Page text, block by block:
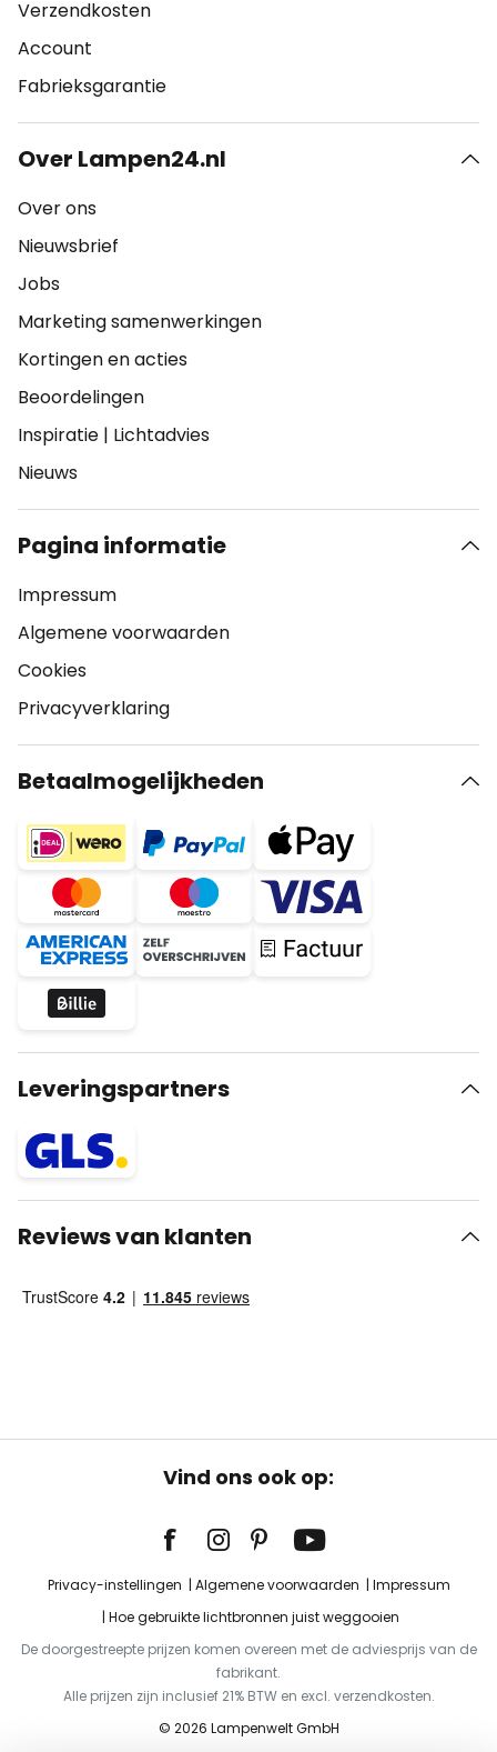
Verzendkosten
Account
Fabrieksgarantie
Over Lampen24.nl
Over ons
Nieuwsbrief
Jobs
Marketing samenwerkingen
Kortingen en acties
Beoordelingen
Inspiratie | Lichtadvies
Nieuws
Pagina informatie
Impressum
Algemene voorwaarden
Cookies
Privacyverklaring
Betaalmogelijkheden
Leveringspartners
Reviews van klanten
Vind ons ook op:
Privacy-instellingen Algemene voorwaarden
Impressum
Hoe gebruikte lichtbronnen juist weggooien
De doorgestreepte prijzen komen overeen met de adviesprijs van de
fabrikant.
Alle prijzen zijn inclusief 21% BTW en excl. verzendkosten.
© 2026 Lampenwelt GmbH